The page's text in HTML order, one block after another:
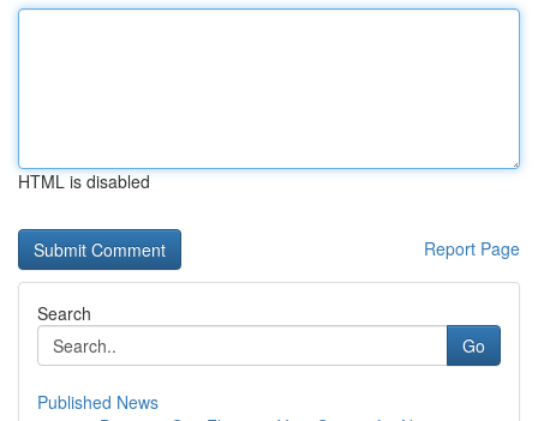
HTML is disabled
Report Page
Search
Go
Published News